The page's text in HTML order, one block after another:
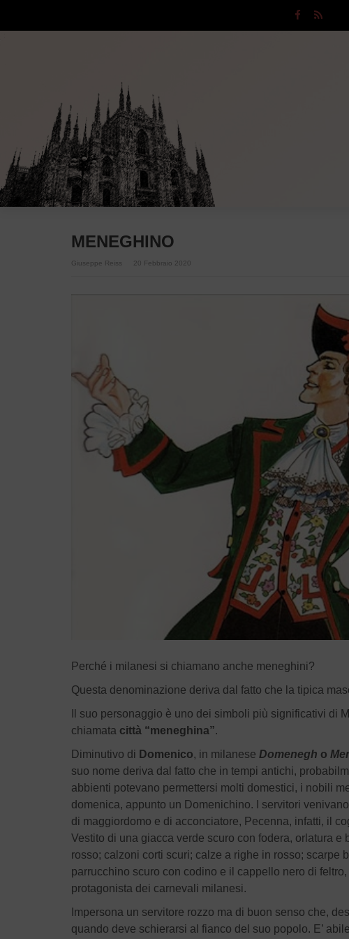
MENEGHINO
Giuseppe Reiss 20 Febbraio 2020
Perché i milanesi si chiamano anche
Questa denominazione deriva dal fatto che la tipica
Il suo personaggio è uno dei simboli più significativi di
chiamata città “meneghina”.
Diminutivo di Domenico, in milanese Domenegh o
suo nome deriva dal fatto che in tempi antichi,
abbienti potevano permettersi molti domestici, i nobili
domenica, appunto un Domenichino. I servitori
di maggiordomo e di acconciatore, Pecenna, infatti, il
Vestito di una giacca verde scuro con fodera, orlatura e
rosso; calzoni corti scuri; calze a righe in rosso; scarpe
parrucchino scuro con codino e il cappello nero di
protagonista dei carnevali milanesi.
Impersona un servitore rozzo ma di buon senso che,
quando deve schierarsi al fianco del suo popolo. E’